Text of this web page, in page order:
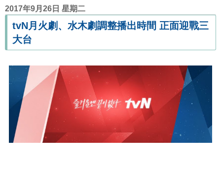
2017年9月26日 星期二
tvN月火劇、水木劇調整播出時間 正面迎戰三
大台